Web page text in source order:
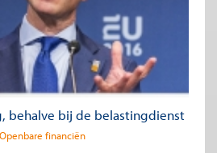
behalve bij de belastingdienst
Openbare financiën